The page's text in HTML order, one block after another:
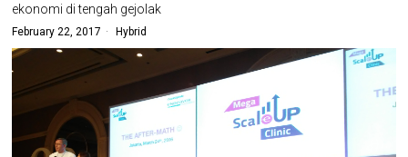
ekonomi di tengah gejolak
February 22, 2017 Hybrid